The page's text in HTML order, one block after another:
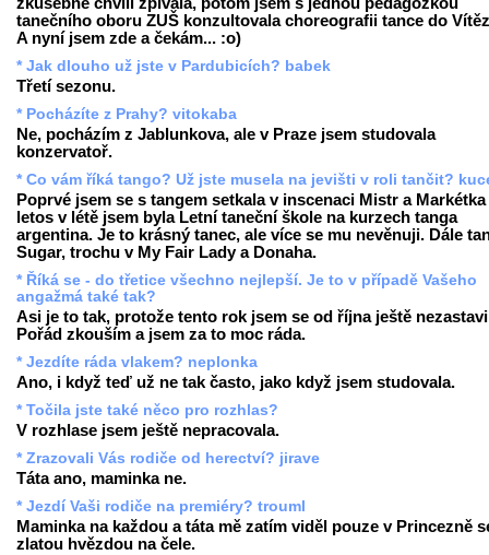
tanečního oboru ZUŠ konzultovala choreografii tance do
A nyní jsem zde a čekám... :o)
* Jak dlouho už jste v Pardubicích? babek
Třetí sezonu.
* Pocházíte z Prahy? vitokaba
Ne, pocházím z Jablunkova, ale v Praze jsem studovala
konzervatoř.
* Co vám říká tango? Už jste musela na jevišti v roli tančit?
Poprvé jsem se s tangem setkala v inscenaci Mistr a Markétka
letos v létě jsem byla Letní taneční škole na kurzech tanga
argentina. Je to krásný tanec, ale více se mu nevěnuji. Dále
Sugar, trochu v My Fair Lady a Donaha.
* Říká se - do třetice všechno nejlepší. Je to v případě Vašeho
angažmá také tak?
Asi je to tak, protože tento rok jsem se od října ještě
Pořád zkouším a jsem za to moc ráda.
* Jezdíte ráda vlakem? neplonka
Ano, i když teď už ne tak často, jako když jsem studovala.
* Točila jste také něco pro rozhlas?
V rozhlase jsem ještě nepracovala.
* Zrazovali Vás rodiče od herectví? jirave
Táta ano, maminka ne.
* Jezdí Vaši rodiče na premiéry? trouml
Maminka na každou a táta mě zatím viděl pouze v Princezně
zlatou hvězdou na čele.